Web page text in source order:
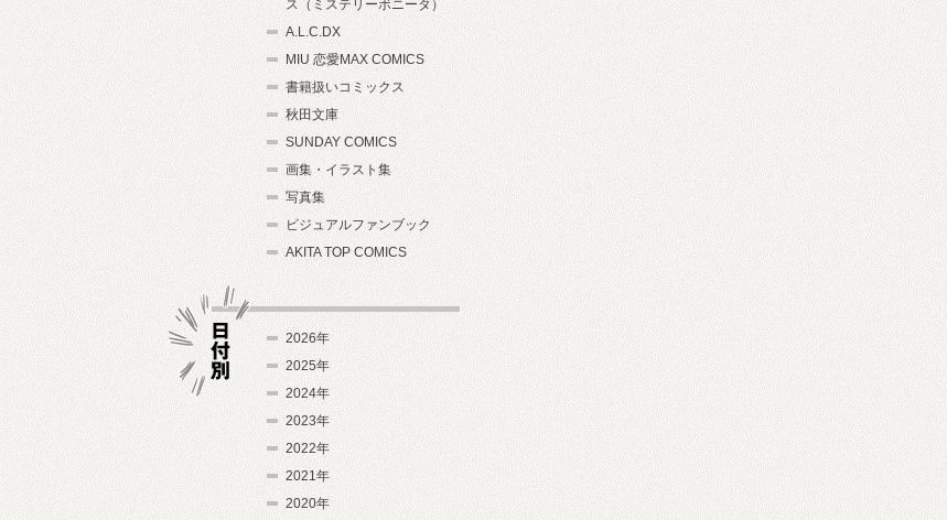
ス（ミステリーボニータ）
A.L.C.DX
MIU 恋愛MAX COMICS
書籍扱いコミックス
秋田文庫
SUNDAY COMICS
画集・イラスト集
写真集
ビジュアルファンブック
AKITA TOP COMICS
2026年
2025年
2024年
2023年
2022年
2021年
2020年